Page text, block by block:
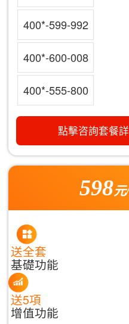
400*-599-992
400*-600-008
400*-555-800
點擊咨詢套餐
598元
送全套
基礎功能
送5項
增值功能